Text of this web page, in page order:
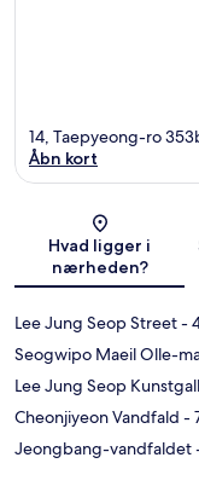
14, Taepyeong-ro
Åbn kort
Hvad ligger i
nærheden?
Lee Jung Seop Street-
Seogwipo Maeil Olle-
Lee Jung Seop
Cheonjiyeon Vandfald -
Jeongbang-vandfaldet